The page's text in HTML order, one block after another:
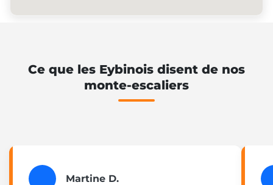
Ce que les Eybinois disent de nos
monte-escaliers
Martine D.